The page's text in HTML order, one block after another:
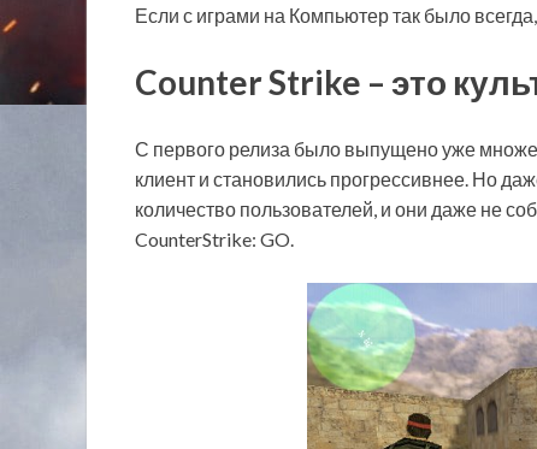
Если с играми на Компьютер так было
Counter Strike – это
С первого релиза было выпущено уже
клиент и становились прогрессивнее. Но
количество пользователей, и они даже не
CounterStrike: GO.